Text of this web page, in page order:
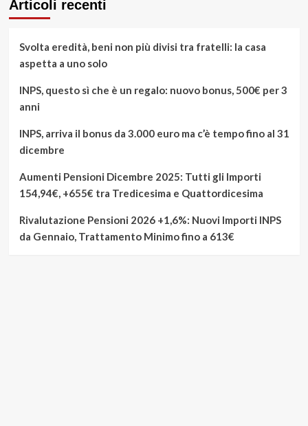
Articoli recenti
Svolta eredità, beni non più divisi tra fratelli: la casa
aspetta a uno solo
INPS, questo sì che è un regalo: nuovo bonus, 500€ per 3
anni
INPS, arriva il bonus da 3.000 euro ma c’è tempo fino al 31
dicembre
Aumenti Pensioni Dicembre 2025: Tutti gli Importi
154,94€, +655€ tra Tredicesima e Quattordicesima
Rivalutazione Pensioni 2026 +1,6%: Nuovi Importi INPS
da Gennaio, Trattamento Minimo fino a 613€